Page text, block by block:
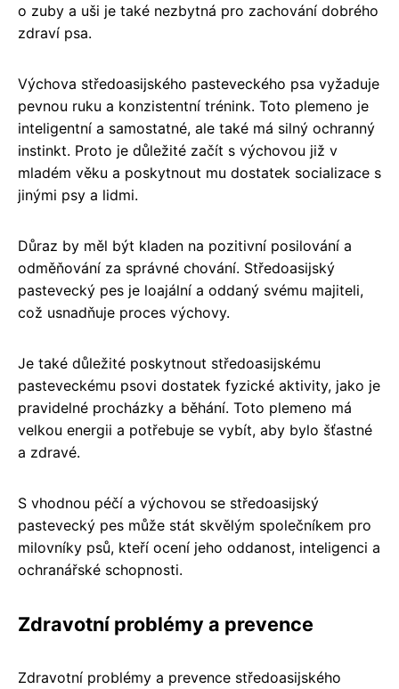
o zuby a uši je také nezbytná pro zachování dobrého
zdraví psa.
Výchova středoasijského pasteveckého psa vyžaduje
pevnou ruku a konzistentní trénink. Toto plemeno je
inteligentní a samostatné, ale také má silný ochranný
instinkt. Proto je důležité začít s výchovou již v
mladém věku a poskytnout mu dostatek socializace s
jinými psy a lidmi.
Důraz by měl být kladen na pozitivní posilování a
odměňování za správné chování. Středoasijský
pastevecký pes je loajální a oddaný svému majiteli,
což usnadňuje proces výchovy.
Je také důležité poskytnout středoasijskému
pasteveckému psovi dostatek fyzické aktivity, jako je
pravidelné procházky a běhání. Toto plemeno má
velkou energii a potřebuje se vybít, aby bylo šťastné
a zdravé.
S vhodnou péčí a výchovou se středoasijský
pastevecký pes může stát skvělým společníkem pro
milovníky psů, kteří ocení jeho oddanost, inteligenci a
ochranářské schopnosti.
Zdravotní problémy a prevence
Zdravotní problémy a prevence středoasijského